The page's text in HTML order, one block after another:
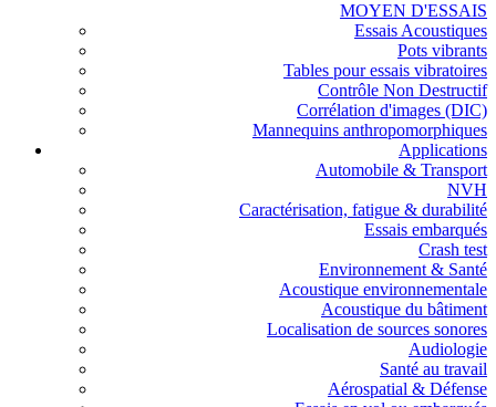
MOYEN D'ESSAIS
Essais Acoustiques
Pots vibrants
Tables pour essais vibratoires
Contrôle Non Destructif
Corrélation d'images (DIC)
Mannequins anthropomorphiques
Applications
Automobile & Transport
NVH
Caractérisation, fatigue & durabilité
Essais embarqués
Crash test
Environnement & Santé
Acoustique environnementale
Acoustique du bâtiment
Localisation de sources sonores
Audiologie
Santé au travail
Aérospatial & Défense